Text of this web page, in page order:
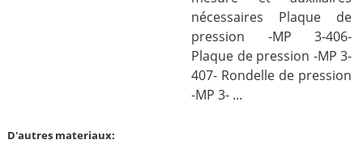
nécessaires Plaque de
pression -MP 3-406-
Plaque de pression -MP 3-
407- Rondelle de pression
-MP 3- ...
D'autres materiaux: